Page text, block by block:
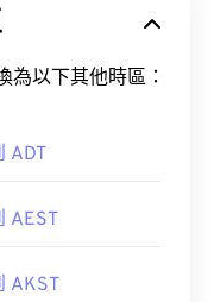
為以下其他時區：
ADT
AEST
AKST